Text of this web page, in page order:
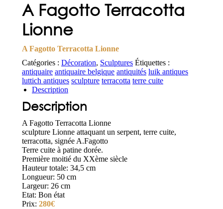
A Fagotto Terracotta
Lionne
A Fagotto Terracotta Lionne
Catégories : Décoration, Sculptures Étiquettes :
antiquaire antiquaire belgique antiquités luik antiques
luttich antiques sculpture terracotta terre cuite
Description
Description
A Fagotto Terracotta Lionne
sculpture Lionne attaquant un serpent, terre cuite,
terracotta, signée A.Fagotto
Terre cuite à patine dorée.
Première moitié du XXème siècle
Hauteur totale: 34,5 cm
Longueur: 50 cm
Largeur: 26 cm
Etat: Bon état
Prix: 280€